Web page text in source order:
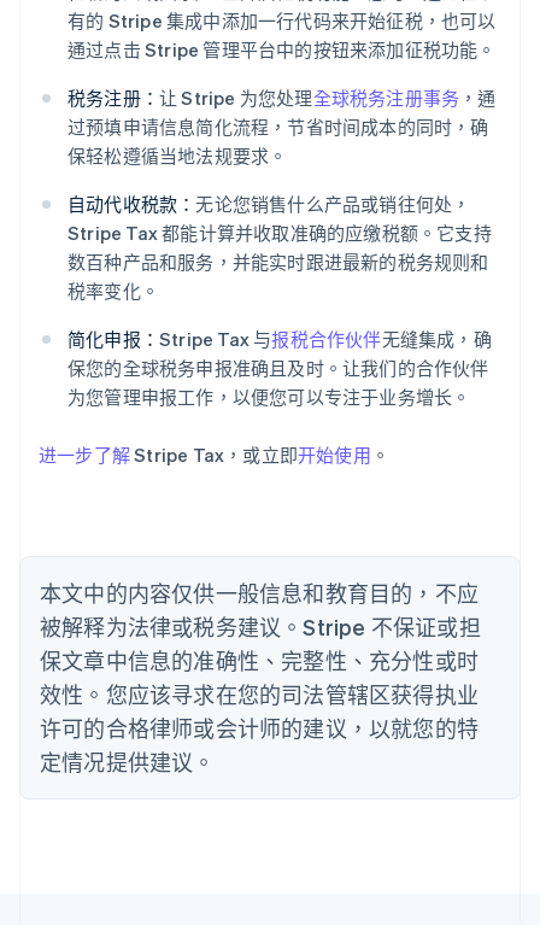
有的 Stripe 集成中添加一行代码来开始征税，也可以
通过点击 Stripe 管理平台中的按钮来添加征税功能。
税务注册： 让 Stripe 为您处理全球税务注册事务 ，通
过预填申请信息简化流程，节省时间成本的同时，确
保轻松遵循当地法规要求。
自动代收税款：无论您销售什么产品或销往何处，
Stripe Tax 都能计算并收取准确的应缴税额。它支持
数百种产品和服务，并能实时跟进最新的税务规则和
税率变化。
简化申报： Stripe Tax 与报税合作伙伴无缝集成，确
保您的全球税务申报准确且及时。让我们的合作伙伴
为您管理申报工作，以便您可以专注于业务增长。
进一步了解Stripe Tax，或立即开始使用 。
本文中的内容仅供一般信息和教育目的，不应
被解释为法律或税务建议。Stripe 不保证或担
保文章中信息的准确性、完整性、充分性或时
效性。您应该寻求在您的司法管辖区获得执业
许可的合格律师或会计师的建议，以就您的特
定情况提供建议。
阿联酋
English
English
爱沙尼亚
English
澳大利亚
保加利亚
English
比利时
NederlandsFrançaisDeutschEnglish
波兰
English
丹麦
English
德国
DeutschEnglish
法国